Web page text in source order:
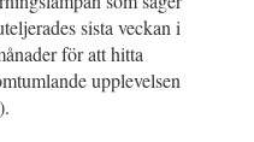
sista veckan i
för att hitta
upplevelsen